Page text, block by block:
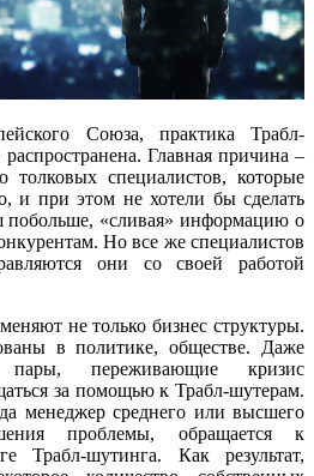
Союза, практика Трабл-
Главная причина –
толковых специалистов, которые
и при этом не хотели бы сделать
побольше, «сливая» информацию о
Но все же специалистов
они со своей работой
не только бизнес структуры.
в политике, обществе. Даже
пары, переживающие кризис
за помощью к Трабл-шутерам.
менеджер среднего или высшего
проблемы, обращается к
Трабл-шутинга. Как результат,